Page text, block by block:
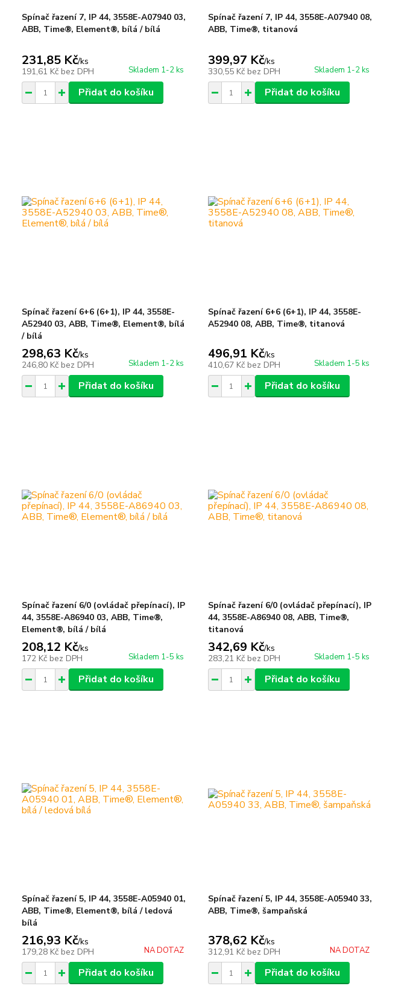
Spínač řazení 7, IP 44, 3558E-A07940 03,
ABB, Time®, Element®, bílá / bílá
231,85 Kč/ks
191,61 Kč bez DPH Skladem 1-2 ks
Přidat do košíku
Spínač řazení 7, IP 44, 3558E-A07940 08,
ABB, Time®, titanová
399,97 Kč/ks
330,55 Kč bez DPH Skladem 1-2 ks
Přidat do košíku
Spínač řazení 6+6 (6+1), IP 44, 3558E-
A52940 03, ABB, Time®, Element®, bílá
/ bílá
298,63 Kč/ks
246,80 Kč bez DPH Skladem 1-2 ks
Přidat do košíku
Spínač řazení 6+6 (6+1), IP 44, 3558E-
A52940 08, ABB, Time®, titanová
496,91 Kč/ks
410,67 Kč bez DPH Skladem 1-5 ks
Přidat do košíku
Spínač řazení 6/0 (ovládač přepínací), IP
44, 3558E-A86940 03, ABB, Time®,
Element®, bílá / bílá
208,12 Kč/ks
172 Kč bez DPH Skladem 1-5 ks
Přidat do košíku
Spínač řazení 6/0 (ovládač přepínací), IP
44, 3558E-A86940 08, ABB, Time®,
titanová
342,69 Kč/ks
283,21 Kč bez DPH Skladem 1-5 ks
Přidat do košíku
Spínač řazení 5, IP 44, 3558E-A05940 01,
ABB, Time®, Element®, bílá / ledová
bílá
216,93 Kč/ks
179,28 Kč bez DPH NA DOTAZ
Přidat do košíku
Spínač řazení 5, IP 44, 3558E-A05940 33,
ABB, Time®, šampaňská
378,62 Kč/ks
312,91 Kč bez DPH NA DOTAZ
Přidat do košíku